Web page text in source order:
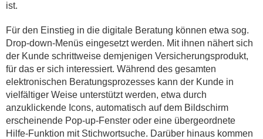
ist.
Für den Einstieg in die digitale Beratung können etwa sog.
Drop-down-Menüs eingesetzt werden. Mit ihnen nähert sich
der Kunde schrittweise demjenigen Versicherungsprodukt,
für das er sich interessiert. Während des gesamten
elektronischen Beratungsprozesses kann der Kunde in
vielfältiger Weise unterstützt werden, etwa durch
anzuklickende Icons, automatisch auf dem Bildschirm
erscheinende Pop-up-Fenster oder eine übergeordnete
Hilfe-Funktion mit Stichwortsuche. Darüber hinaus kommen